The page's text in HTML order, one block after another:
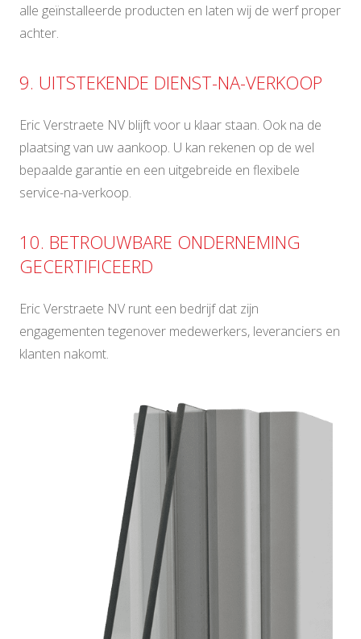
alle geïnstalleerde producten en laten wij de werf proper
achter.
9. UITSTEKENDE DIENST-NA-VERKOOP
Eric Verstraete NV blijft voor u klaar staan. Ook na de
plaatsing van uw aankoop. U kan rekenen op de wel
bepaalde garantie en een uitgebreide en flexibele
service-na-verkoop.
10. BETROUWBARE ONDERNEMING
GECERTIFICEERD
Eric Verstraete NV runt een bedrijf dat zijn
engagementen tegenover medewerkers, leveranciers en
klanten nakomt.